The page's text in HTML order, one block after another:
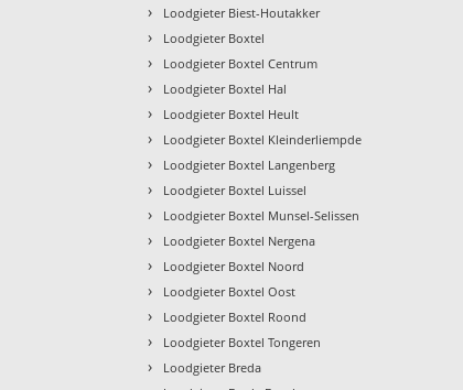
› Loodgieter Biest-Houtakker
› Loodgieter Boxtel
› Loodgieter Boxtel Centrum
› Loodgieter Boxtel Hal
› Loodgieter Boxtel Heult
› Loodgieter Boxtel Kleinderliempde
› Loodgieter Boxtel Langenberg
› Loodgieter Boxtel Luissel
› Loodgieter Boxtel Munsel-Selissen
› Loodgieter Boxtel Nergena
› Loodgieter Boxtel Noord
› Loodgieter Boxtel Oost
› Loodgieter Boxtel Roond
› Loodgieter Boxtel Tongeren
› Loodgieter Breda